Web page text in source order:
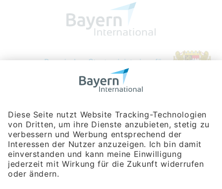
Bayerische Gesellschaft für Internationale
Rosenheimer Str. 143C
81671 München
Tel:+49 180 5949260
(Festnetz 14 ct/min, Mobil max. 42 ct/min)
Hotline